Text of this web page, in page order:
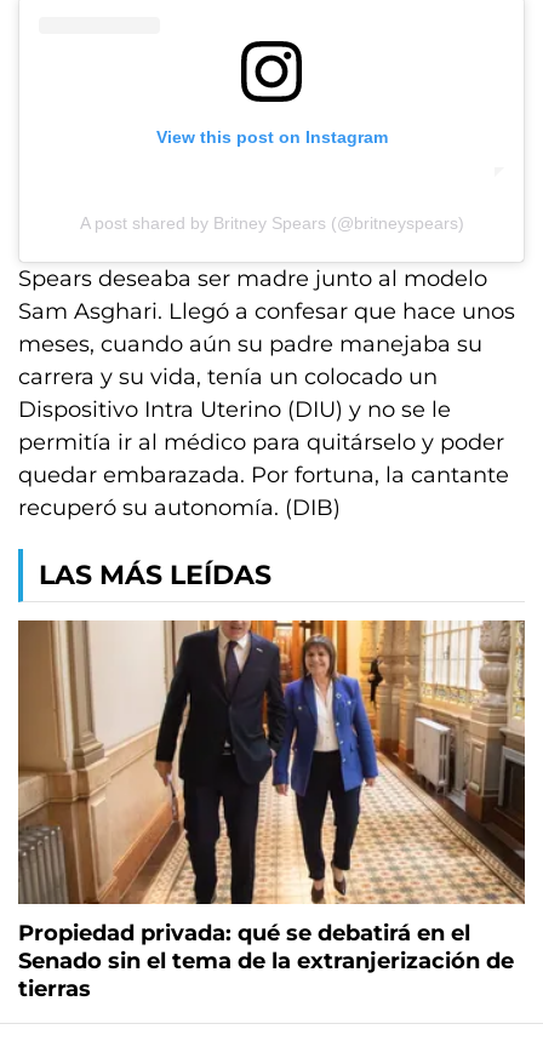
View this post on Instagram
A post shared by Britney Spears (@britneyspears)
Spears deseaba ser madre junto al modelo
Sam Asghari. Llegó a confesar que hace unos
meses, cuando aún su padre manejaba su
carrera y su vida, tenía un colocado un
Dispositivo Intra Uterino (DIU) y no se le
permitía ir al médico para quitárselo y poder
quedar embarazada. Por fortuna, la cantante
recuperó su autonomía. (DIB)
LAS MÁS LEÍDAS
Propiedad privada: qué se debatirá en el
Senado sin el tema de la extranjerización de
tierras